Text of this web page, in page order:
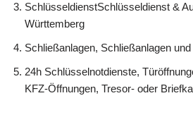
SchlüsseldienstSchlüsseldienst &
Württemberg
Schließanlagen, Schließanlagen
24h Schlüsselnotdienste,
KFZ-Öffnungen, Tresor- oder